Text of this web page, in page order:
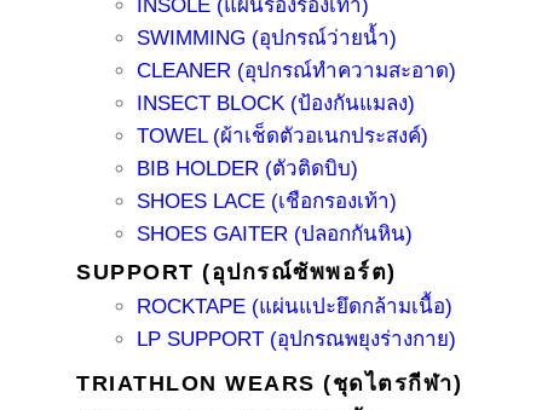
INSOLE (แผ่นรองรองเท้า)
SWIMMING (อุปกรณ์ว่ายน้ำ)
CLEANER (อุปกรณ์ทำความสะอาด)
INSECT BLOCK (ป้องกันแมลง)
TOWEL (ผ้าเช็ดตัวอเนกประสงค์)
BIB HOLDER (ตัวติดบิบ)
SHOES LACE (เชือกรองเท้า)
SHOES GAITER (ปลอกกันหิน)
SUPPORT (อุปกรณ์ซัพพอร์ต)
ROCKTAPE (แผ่นแปะยึดกล้ามเนื้อ)
LP SUPPORT (อุปกรณพยุงร่างกาย)
TRIATHLON WEARS (ชุดไตรกีฬา)